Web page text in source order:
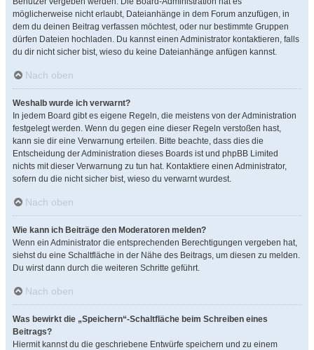
möglicherweise nicht erlaubt, Dateianhänge in dem Forum anzufügen, in
dem du deinen Beitrag verfassen möchtest, oder nur bestimmte Gruppen
dürfen Dateien hochladen. Du kannst einen Administrator kontaktieren, falls
du dir nicht sicher bist, wieso du keine Dateianhänge anfügen kannst.
Nach oben
Weshalb wurde ich verwarnt?
In jedem Board gibt es eigene Regeln, die meistens von der Administration
festgelegt werden. Wenn du gegen eine dieser Regeln verstoßen hast,
kann sie dir eine Verwarnung erteilen. Bitte beachte, dass dies die
Entscheidung der Administration dieses Boards ist und phpBB Limited
nichts mit dieser Verwarnung zu tun hat. Kontaktiere einen Administrator,
sofern du die nicht sicher bist, wieso du verwarnt wurdest.
Nach oben
Wie kann ich Beiträge den Moderatoren melden?
Wenn ein Administrator die entsprechenden Berechtigungen vergeben hat,
siehst du eine Schaltfläche in der Nähe des Beitrags, um diesen zu melden.
Du wirst dann durch die weiteren Schritte geführt.
Nach oben
Was bewirkt die „Speichern“-Schaltfläche beim Schreiben eines
Beitrags?
Hiermit kannst du die geschriebene Entwürfe speichern und zu einem